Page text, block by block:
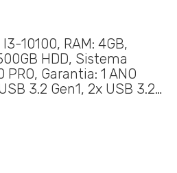
10100, RAM: 4GB,
HDD, Sistema
PRO, Garantia: 1 ANO
3.2 Gen1, 2x USB 3.2…